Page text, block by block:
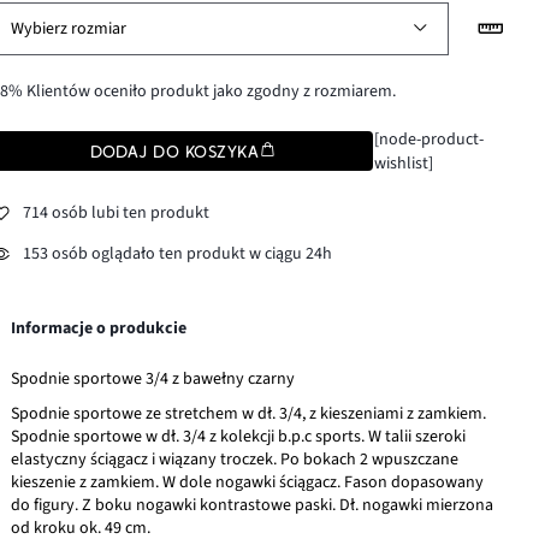
Wybierz rozmiar
Klientów oceniło produkt jako zgodny z rozmiarem.
DODAJ DO KOSZYKA
[node-product-
wishlist]
714 osób lubi ten produkt
153 osób oglądało ten produkt w ciągu 24h
Informacje o produkcie
Spodnie sportowe 3/4 z bawełny czarny
Spodnie sportowe ze stretchem w dł. 3/4, z kieszeniami z zamkiem.
Spodnie sportowe w dł. 3/4 z kolekcji b.p.c sports. W talii szeroki
elastyczny ściągacz i wiązany troczek. Po bokach 2 wpuszczane
kieszenie z zamkiem. W dole nogawki ściągacz. Fason dopasowany
do figury. Z boku nogawki kontrastowe paski. Dł. nogawki mierzona
od kroku ok. 49 cm.